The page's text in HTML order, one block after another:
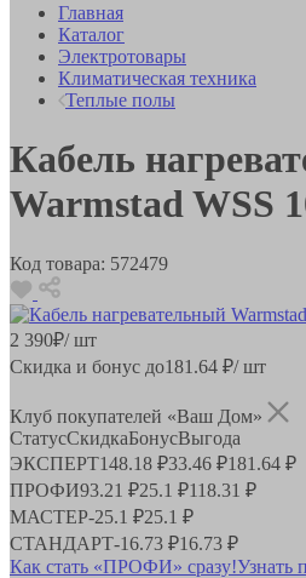
Главная
Каталог
Электротовары
Климатическая техника
Теплые полы
Кабель
Warmstad WSS
Код товара: 572479
2 390₽/ шт
Скидка и бонус до181.64 ₽/ шт
Клуб покупателей «Ваш Дом»
СтатусСкидкаБонусВыгода
ЭКСПЕРТ148.18 ₽33.46 ₽181.64 ₽
ПРОФИ93.21 ₽25.1 ₽118.31 ₽
МАСТЕР-25.1 ₽25.1 ₽
СТАНДАРТ-16.73 ₽16.73 ₽
Как стать «ПРОФИ» сразу!Узнать